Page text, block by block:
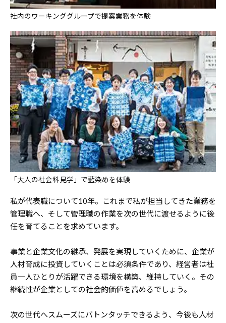
社内のワーキンググループで提案業務を体験
「大人の社会科見学」で藍染めを体験
私が代表職について10年。これまで私が担当してきた業務を
管理職へ、そして管理職の作業を次の世代に渡せるように後
任を育てることを求めています。
事業と企業文化の継承、発展を実現していくために、企業が
人材育成に投資していくことは必須条件であり、経営者は社
員一人ひとりが活躍できる環境を構築、維持していく。その
継続性が企業としての社会的価値を高めるでしょう。
次の世代へスムーズにバトンタッチできるよう、今後も人材